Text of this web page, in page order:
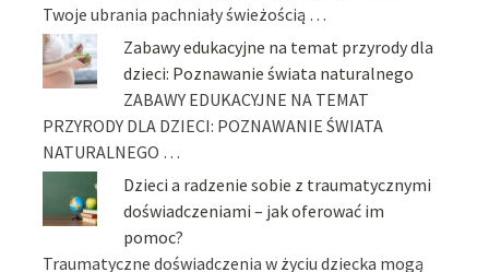
Twoje ubrania pachniały świeżością …
Zabawy edukacyjne na temat przyrody dla
dzieci: Poznawanie świata naturalnego
ZABAWY EDUKACYJNE NA TEMAT
PRZYRODY DLA DZIECI: POZNAWANIE ŚWIATA
NATURALNEGO …
Dzieci a radzenie sobie z traumatycznymi
doświadczeniami – jak oferować im
pomoc?
Traumatyczne doświadczenia w życiu dziecka mogą